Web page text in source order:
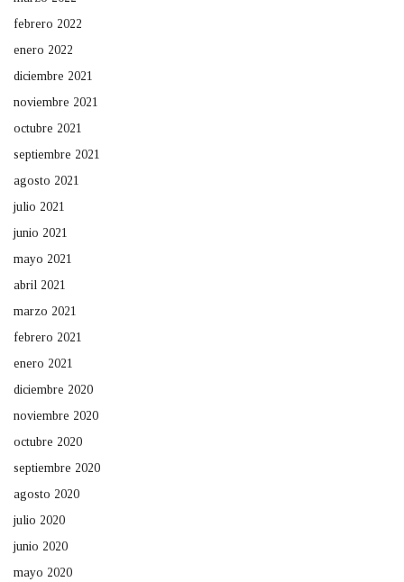
febrero 2022
enero 2022
diciembre 2021
noviembre 2021
octubre 2021
septiembre 2021
agosto 2021
julio 2021
junio 2021
mayo 2021
abril 2021
marzo 2021
febrero 2021
enero 2021
diciembre 2020
noviembre 2020
octubre 2020
septiembre 2020
agosto 2020
julio 2020
junio 2020
mayo 2020